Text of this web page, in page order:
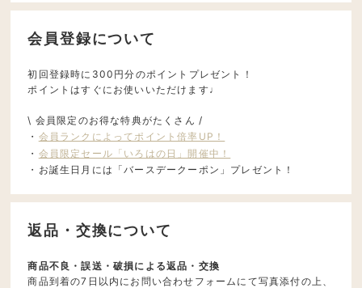
会員登録について
初回登録時に300円分のポイントプレゼント！
ポイントはすぐにお使いいただけます♩
\ 会員限定のお得な特典がたくさん /
・ 会員ランクによってポイント倍率UP！
・ 会員限定セール「いろはの日」開催中！
・お誕生日月には「バースデークーポン」プレゼント！
返品・交換について
商品不良・誤送・破損による返品・交換
商品到着の7日以内にお問い合わせフォームにて写真添付の上、